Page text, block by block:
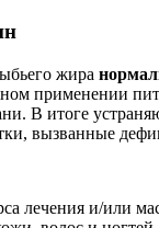
жира
применении
В итоге
вызванные
лечения и/или